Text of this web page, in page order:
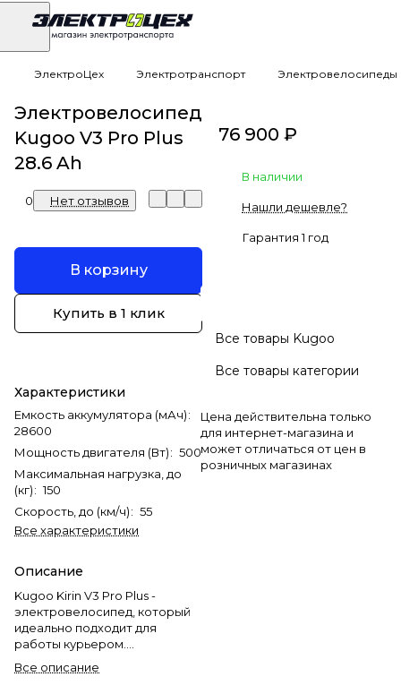
ЭлектроЦех Электротранспорт Электровелосипеды
Электровелосипед
Kugoo V3 Pro Plus
28.6 Ah
0 Нет отзывов
В корзину
Купить в 1 клик
Характеристики
Емкость аккумулятора (мАч):
28600
Мощность двигателя (Вт): 500
Максимальная нагрузка, до
(кг): 150
Скорость, до (км/ч): 55
Все характеристики
Описание
Kugoo Kirin V3 Pro Plus -
электровелосипед, который
идеально подходит для
работы курьером.
У данной модели мотор,
Все описание
76 900 ₽
В наличии
Нашли дешевле?
Гарантия 1 год
Все товары Kugoo
Все товары категории
Цена действительна только
для интернет-магазина и
может отличаться от цен в
розничных магазинах